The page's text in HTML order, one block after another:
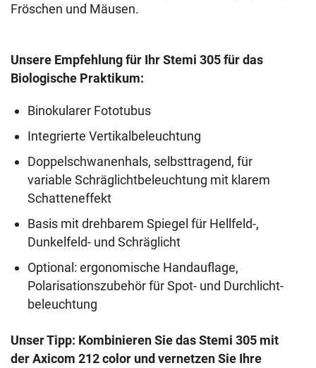
Fröschen und Mäusen.
Unsere Empfehlung für Ihr Stemi 305 für das
Biologische Praktikum:
Binokularer Fototubus
Integrierte Vertikalbeleuchtung
Doppelschwanenhals, selbsttragend, für
variable Schräglichtbeleuchtung mit klarem
Schatteneffekt
Basis mit drehbarem Spiegel für Hellfeld-,
Dunkelfeld- und Schräglicht
Optional: ergonomische Handauflage,
Polarisationszubehör für Spot- und Durchlicht-
beleuchtung
Unser Tipp: Kombinieren Sie das Stemi 305 mit
der Axicom 212 color und vernetzen Sie Ihre